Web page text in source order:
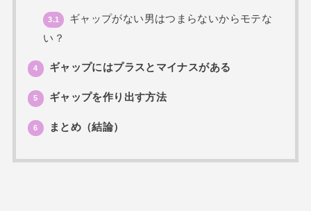
3.1
ギャップがない男はつまらないからモテな
い？
4 ギャップにはプラスとマイナスがある
5 ギャップを作り出す方法
6 まとめ（結論）